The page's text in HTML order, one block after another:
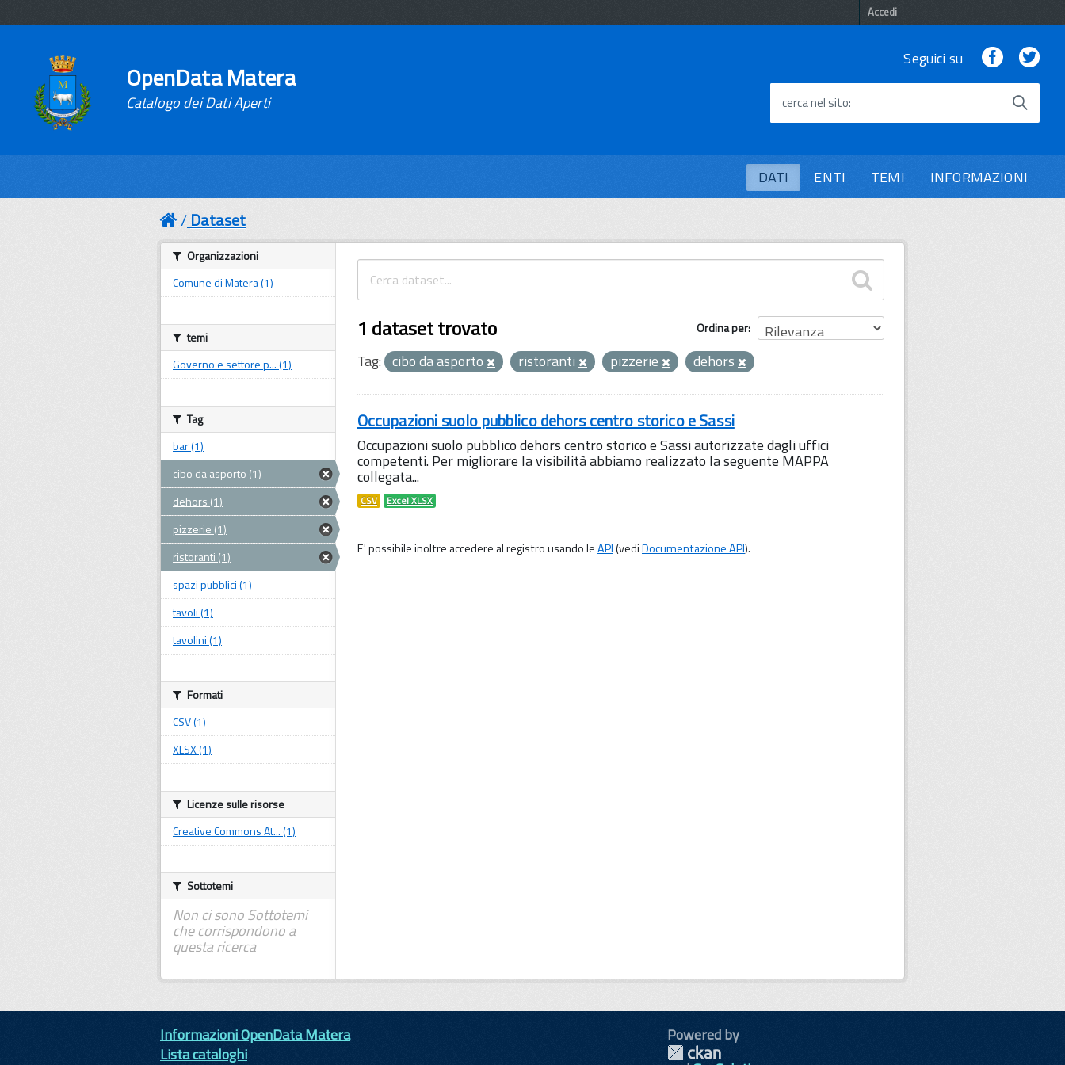
Accedi
OpenData Matera
Catalogo dei Dati Aperti
Seguici su Facebook
cerca nel sito
DATI ENTI TEMI INFORMAZIONI
Dataset
Ordina per
1 dataset trovato
Tag: cibo da asporto ristoranti pizzerie dehors
Occupazioni suolo pubblico dehors centro storico e Sassi
Occupazioni suolo pubblico dehors centro storico e Sassi autorizzate dagli uffici
competenti. Per migliorare la visibilità abbiamo realizzato la seguente MAPPA
collegata...
CSV Excel XLSX
E' possibile inoltre accedere al registro usando leAPI(vediDocumentazione API).
Organizzazioni
Comune di Matera (1)
temi
Governo e settore p... (1)
Tag
bar (1)
cibo da asporto (1)
dehors (1)
pizzerie (1)
ristoranti (1)
spazi pubblici (1)
tavoli (1)
tavolini (1)
Formati
CSV (1)
XLSX (1)
Licenze sulle risorse
Creative Commons At... (1)
Sottotemi
Non ci sono Sottotemi
che corrispondono a
questa ricerca
Informazioni OpenData Matera
Lista cataloghi
Powered by